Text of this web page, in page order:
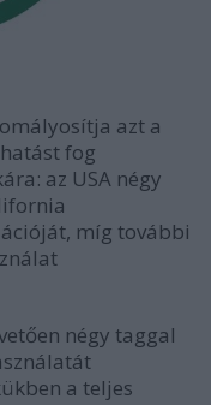
azt a
fog
az USA négy
míg további
négy taggal
a teljes